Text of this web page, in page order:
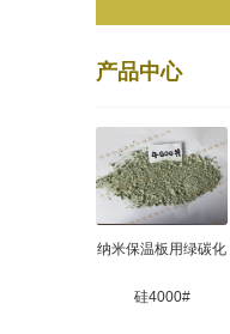
产品中心
纳米保温板用绿碳化
硅4000#